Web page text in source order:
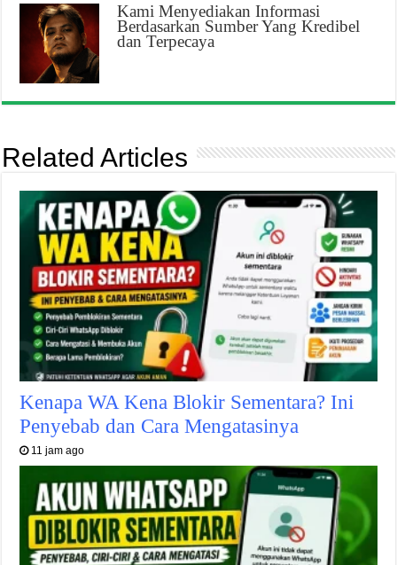
Kami Menyediakan Informasi
Berdasarkan Sumber Yang Kredibel
dan Terpecaya
Related Articles
Kenapa WA Kena Blokir Sementara? Ini
Penyebab dan Cara Mengatasinya
11 jam ago